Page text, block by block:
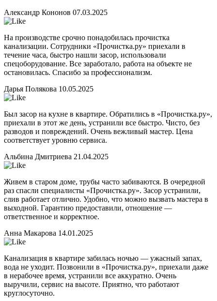
Александр Кононов 07.03.2025
На производстве срочно понадобилась прочистка
канализации. Сотрудники «Прочистка.ру» приехали в
течение часа, быстро нашли засор, использовали
спецоборудование. Все заработало, работа на объекте не
остановилась. Спасибо за профессионализм.
Дарья Полякова 10.05.2025
Был засор на кухне в квартире. Обратились в «Прочистка.ру»,
приехали в этот же день, устранили все быстро. Чисто, без
разводов и повреждений. Очень вежливый мастер. Цена
соответствует уровню сервиса.
Альбина Дмитриева 21.04.2025
Живем в старом доме, трубы часто забиваются. В очередной
раз спасли специалисты «Прочистка.ру». Засор устранили,
слив работает отлично. Удобно, что можно вызвать мастера в
выходной. Гарантию предоставили, отношение —
ответственное и корректное.
Анна Макарова 14.01.2025
Канализация в квартире забилась ночью — ужасный запах,
вода не уходит. Позвонили в «Прочистка.ру», приехали даже
в нерабочее время, устранили все аккуратно. Очень
выручили, сервис на высоте. Приятно, что работают
круглосуточно.